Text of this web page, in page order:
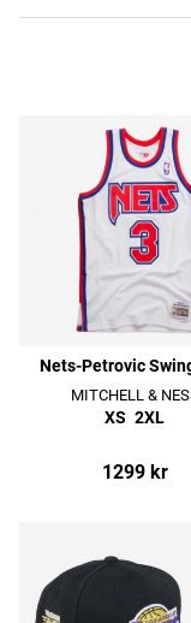
Nets-Petrovic
MITCHELL &
XS 2XL
1299 kr